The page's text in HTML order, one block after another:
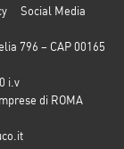
Social Media
796 – CAP 00165
i.v
di ROMA